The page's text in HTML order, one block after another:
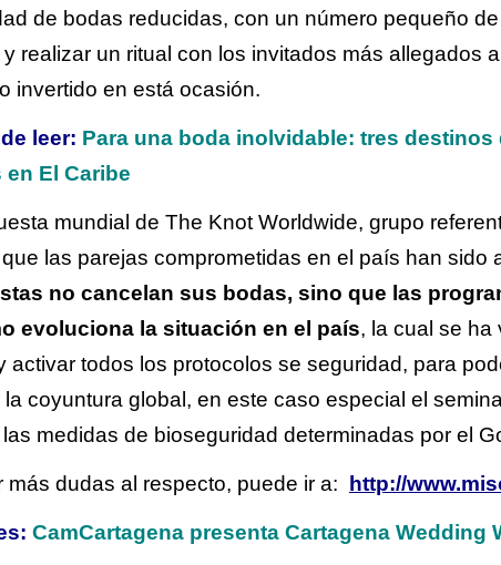
de bodas reducidas, con un número pequeño
realizar un ritual con los invitados más allegados
invertido en está ocasión.
leer: Para una boda inolvidable: tres destinos
El Caribe
mundial de The Knot Worldwide, grupo
las parejas comprometidas en el país han sido
no cancelan sus bodas, sino que las
evoluciona la situación en el país, la cual se ha
activar todos los protocolos se seguridad, para
coyuntura global, en este caso especial el
medidas de bioseguridad determinadas por el
más dudas al respecto, puede ir a: http://
CamCartagena presenta Cartagena Wedding